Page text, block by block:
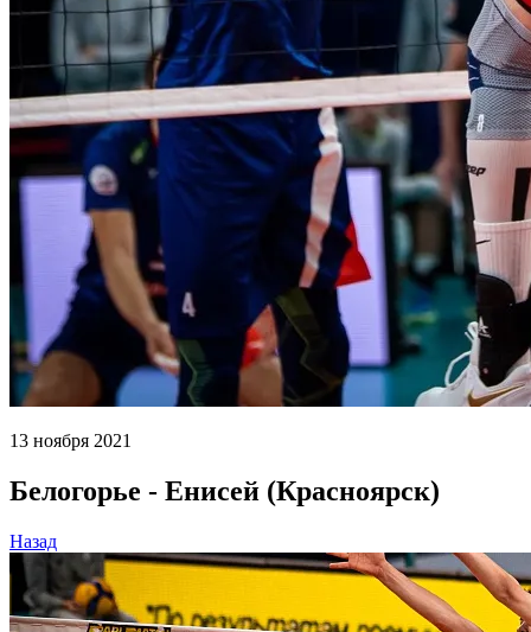
13 ноября 2021
Белогорье - Енисей (Красноярск)
Назад